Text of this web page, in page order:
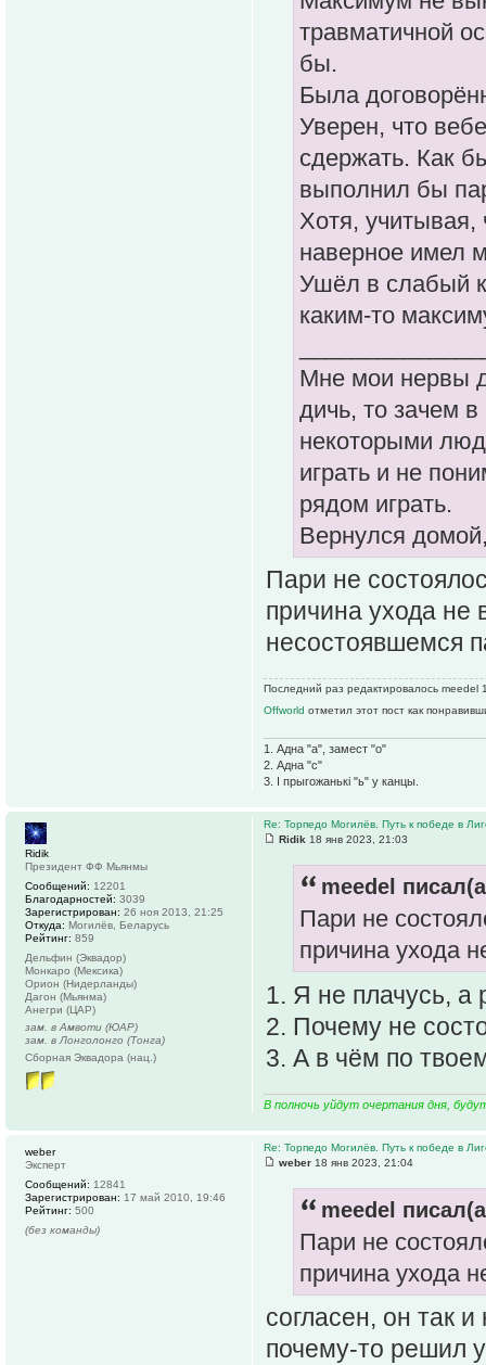
травматичной
бы.
Была
Уверен, что
сдержать. Как
выполнил бы
Хотя, учитывая,
наверное имел
Ушёл в слабый
каким-то
Мне мои нервы
дичь, то зачем
некоторыми
играть и не
рядом играть.
Вернулся
Пари не
причина ухода не
несостоявшемся
Последний раз редактировалось meedel
Offworld отметил этот пост как
1. Адна "а", замест "о"
2. Адна "с"
3. І прыгожанькі "ь" у канцы.
Re: Торпедо Могилёв. Путь к победе в
Ridik 18 янв 2023, 21:03
meedel
Пари не
причина ухода
1. Я не плачусь, а
2. Почему не
3. А в чём по
В полночь уйдут очертания дня,
Ridik
Президент ФФ Мьянмы
Сообщений: 12201
Благодарностей: 3039
Зарегистрирован: 26 ноя 2013, 21:25
Откуда: Могилёв, Беларусь
Рейтинг: 859
Дельфин (Эквадор)
Монкаро (Мексика)
Орион (Нидерланды)
Дагон (Мьянма)
Анегри (ЦАР)
зам. в Амвоти (ЮАР)
зам. в Лонголонго (Тонга)
Сборная Эквадора (нац.)
Re: Торпедо Могилёв. Путь к победе в
weber 18 янв 2023, 21:04
meedel
Пари не
причина ухода
согласен, он так
почему-то решил
weber
Эксперт
Сообщений: 12841
Зарегистрирован: 17 май 2010, 19:46
Рейтинг: 500
(без команды)